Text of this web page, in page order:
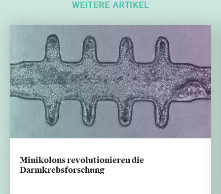
WEITERE ARTIKEL
Minikolons revolutionieren die
Darmkrebsforschung